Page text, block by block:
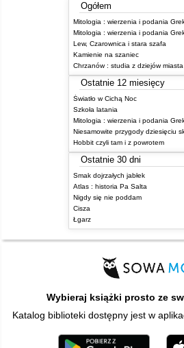
Ogółem
Lew, Czarownica i stara szafa
Kamienie na szaniec
Ostatnie 12 miesięcy
Światło w Cichą Noc
Szkoła latania
Hobbit czyli tam i z powrotem
Ostatnie 30 dni
Smak dojrzałych jabłek
Atlas : historia Pa Salta
Nigdy się nie poddam
Cisza
Łgarz
Wybieraj książki prosto ze
Katalog biblioteki dostępny jest w